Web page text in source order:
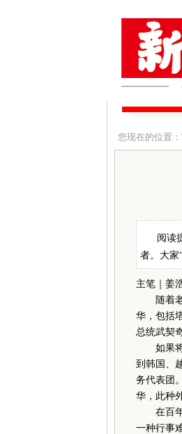
您现在的位置：
阅读
者。大家
主笔｜姜
随着老
华，包括
总统武契
如果将
到韩国、
务代表团
华，此种
在百年
一种行事